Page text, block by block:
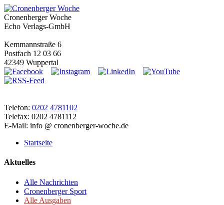
Cronenberger Woche
Echo Verlags-GmbH
Kemmannstraße 6
Postfach 12 03 66
42349 Wuppertal
Telefon: 0202 4781102
Telefax: 0202 4781112
E-Mail: info @ cronenberger-woche.de
Startseite
Aktuelles
Alle Nachrichten
Cronenberger Sport
Alle Ausgaben